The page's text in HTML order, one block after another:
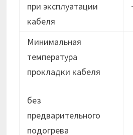
при эксплуатации
кабеля
Минимальная
температура
прокладки кабеля
без
предварительного
подогрева